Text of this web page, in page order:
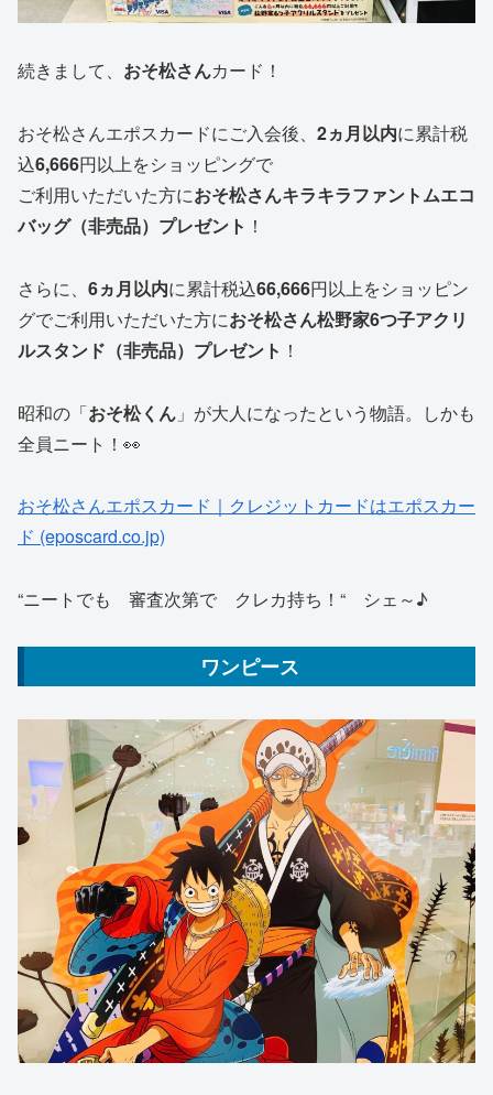
続きまして、 おそ松さんカード！
おそ松さんエポスカードにご入会後、 2ヵ月以内に累計税
込6,666円以上をショッピングで
ご利用いただいた方におそ松さんキラキラファントムエコ
バッグ（非売品） プレゼント ！
さらに、 6ヵ月以内に累計税込66,666円以上をショッピン
グでご利用いただいた方におそ松さん松野家6つ子アクリ
ルスタンド（非売品） プレゼント ！
昭和の「おそ松くん 」が大人になったという物語。しかも
全員ニート！👀
おそ松さんエポスカード｜クレジットカードはエポスカー
ド (eposcard.co.jp)
“ニートでも 審査次第で クレカ持ち！“ シェ～♪
ワンピース